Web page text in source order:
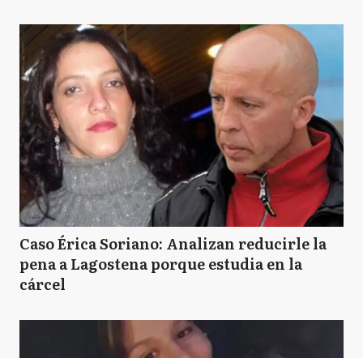
Caso Érica Soriano: Analizan reducirle la
pena a Lagostena porque estudia en la
cárcel